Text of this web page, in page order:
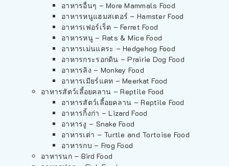
อาหารอื่นๆ – More Mammals Food
อาหารหนูแฮมสเตอร์ – Hamster Food
อาหารเฟอร์เร็ต – Ferret Food
อาหารหนู – Rats & Mice Food
อาหารเม่นแคระ – Hedgehog Food
อาหารกระรอกดิน – Prairie Dog Food
อาหารลิง – Monkey Food
อาหารเมียร์แคท – Meerkat Food
อาหารสัตว์เลี้อยคลาน – Reptile Food
อาหารสัตว์เลี้อยคลาน – Reptile Food
อาหารกิ้งก่า – Lizard Food
อาหารงู – Snake Food
อาหารเต่า – Turtle and Tortoise Food
อาหารกบ – Frog Food
อาหารนก – Bird Food